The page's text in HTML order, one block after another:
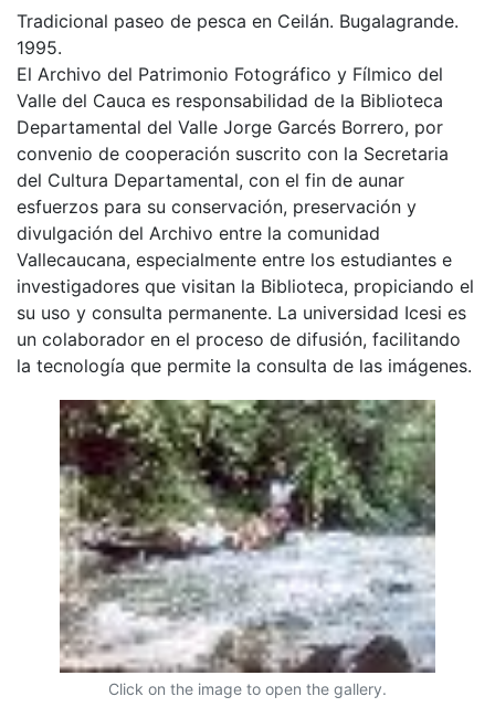
Tradicional paseo de pesca en Ceilán. Bugalagrande.
1995.
El Archivo del Patrimonio Fotográfico y Fílmico del
Valle del Cauca es responsabilidad de la Biblioteca
Departamental del Valle Jorge Garcés Borrero, por
convenio de cooperación suscrito con la Secretaria
del Cultura Departamental, con el fin de aunar
esfuerzos para su conservación, preservación y
divulgación del Archivo entre la comunidad
Vallecaucana, especialmente entre los estudiantes e
investigadores que visitan la Biblioteca, propiciando el
su uso y consulta permanente. La universidad Icesi es
un colaborador en el proceso de difusión, facilitando
la tecnología que permite la consulta de las imágenes.
Click on the image to open the gallery.